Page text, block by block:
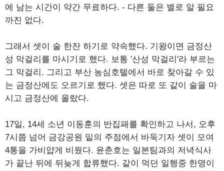
에 남는 시간이 약간 무료하다. - 다른 둘은 별로 알 필요
까진 없다.
그래서 셋이 술 한잔 하기로 약속했다. 기왕이면 금정산
성 막걸리를 마시기로 했다. 보통 '산성 막걸리'라 부르는
그 막걸리. 그리고 부산 농심호텔에서 바로 찾아갈 수 있
는 금정산에도 오르기로 했다. 셋은 따로 또 같이 술을 마
시고 금정산에 올랐다.
17일, 14세 소년 이동훈의 반집패를 확인하고 나서, 오후
7시쯤 넘어 금강공원 밑의 주점에서 바둑기자 셋이 모여
4통을 가비얍게 비웠다. 윤춘호는 일본팀과의 저녁식사
가 끝난 뒤에 뒤늦게 합류했다. 같이 먹던 일행중 한명이